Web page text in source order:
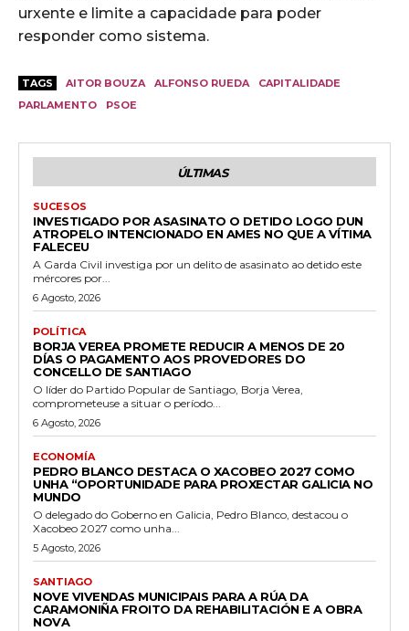
urxente e limite a capacidade para poder
responder como sistema.
TAGS AITOR BOUZA ALFONSO RUEDA
CAPITALIDADE
PARLAMENTO
PSOE
ÚLTIMAS
SUCESOS
INVESTIGADO POR ASASINATO O DETIDO LOGO DUN
ATROPELO INTENCIONADO EN AMES NO QUE A VÍTIMA
FALECEU
A Garda Civil investiga por un delito de asasinato ao detido este
mércores por...
6 Agosto, 2026
POLÍTICA
BORJA VEREA PROMETE REDUCIR A MENOS DE 20
DÍAS O PAGAMENTO AOS PROVEDORES DO
CONCELLO DE SANTIAGO
O líder do Partido Popular de Santiago, Borja Verea,
comprometeuse a situar o período...
6 Agosto, 2026
ECONOMÍA
PEDRO BLANCO DESTACA O XACOBEO 2027 COMO
UNHA “OPORTUNIDADE PARA PROXECTAR GALICIA NO
MUNDO
O delegado do Goberno en Galicia, Pedro Blanco, destacou o
Xacobeo 2027 como unha...
5 Agosto, 2026
SANTIAGO
NOVE VIVENDAS MUNICIPAIS PARA A RÚA DA
CARAMONIÑA FROITO DA REHABILITACIÓN E A OBRA
NOVA